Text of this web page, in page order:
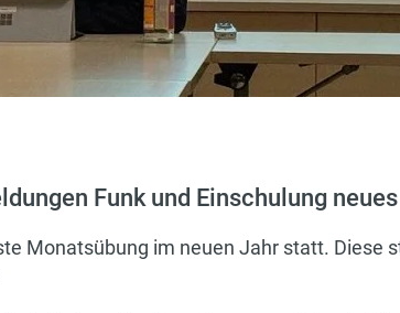
Funk und Einschulung
Monatsübung im neuen Jahr statt. Diese